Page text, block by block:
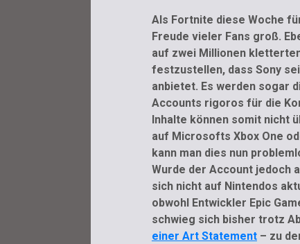
Als Fortnite diese Woche
Freude vieler Fans groß.
auf zwei Millionen
festzustellen, dass Sony
anbietet. Es werden sogar
Accounts rigoros für die
Inhalte können somit nicht
auf Microsofts Xbox One
kann man dies nun
Wurde der Account jedoch
sich nicht auf Nintendos
obwohl Entwickler Epic
schwieg sich bisher trotz
einer Art Statement– zu